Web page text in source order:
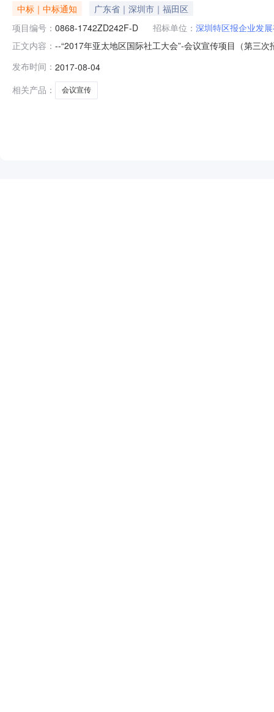
中标｜中标通知
广东省｜深圳市｜福田区
项目编号： 0868-1742ZD242F-D 招标单位： 深圳特区报企业发
正文内容： --“2017年亚太地区国际社工大会”-会议宣传项目（第三
李少军、王欣、陈红、梁光辉、林江总中标金额￥91.9
发布时间： 2017-08-04
相关产品：
会议宣传